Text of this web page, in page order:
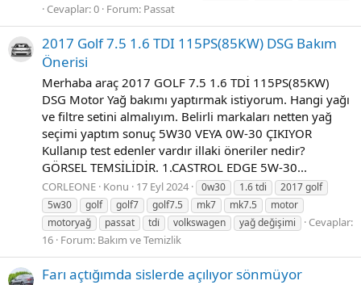
Cevaplar: 0 Forum: Passat
2017 Golf 7.5 1.6 TDI 115PS(85KW) DSG Bakım
Önerisi
Merhaba araç 2017 GOLF 7.5 1.6 TDİ 115PS(85KW)
DSG Motor Yağ bakımı yaptırmak istiyorum. Hangi yağı
ve filtre setini almalıyım. Belirli markaları netten yağ
seçimi yaptım sonuç 5W30 VEYA 0W-30 ÇIKIYOR
Kullanıp test edenler vardır illaki öneriler nedir?
GÖRSEL TEMSİLİDİR. 1.CASTROL EDGE 5W-30...
CORLEONE Konu 17 Eyl 2024 0w30 1.6 tdi
2017 golf
5w30
golf golf7 golf7.5 mk7 mk7.5
motor
motoryağ
passat tdi̇ volkswagen yağ değişimi
Cevaplar:
16 Forum: Bakım ve Temizlik
Farı açtığımda sislerde açılıyor sönmüyor